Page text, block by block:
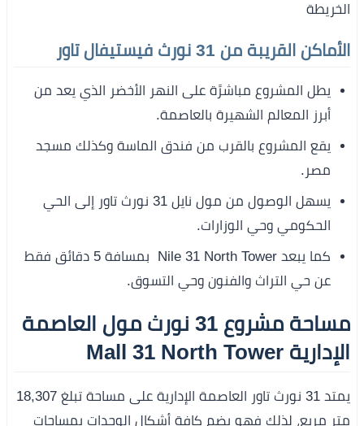
الخريطة
الأماكن القريبة من 31 نورث فيستيفال تاور
يطل المشروع مباشرًة على النهر الأخضر الذي يعد من
أبرز المعالم الشهيرة بالعاصمة.
يقع المشروع بالقرب من فندق الماسة وكذلك مسجد
مصر.
يسهل الوصول من مول نايل 31 نورث تاور إلى الحي
الحكومي وحي الوزارات.
كما يبعد Nile 31 North Tower بمسافة 5 دقائق فقط
عن حي التراث والفنون وحي التسوق.
مساحة مشروع 31 نورث مول العاصمة
الإدارية Mall 31 North Tower
يمتد 31 نورث تاور العاصمة الإدارية على مساحة تبلغ 18,307
متر مربع، لذلك فهو يضم كافة أشكال الوحدات بمساحات